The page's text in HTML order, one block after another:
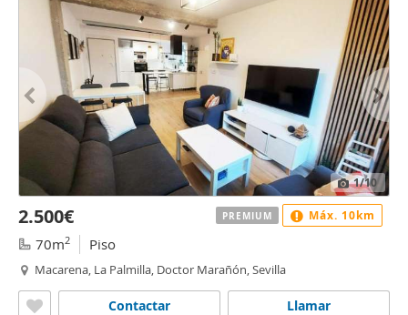
1/10
2.500€
70m2 Piso
Macarena, La Palmilla, Doctor Marañón, Sevilla
Llamar
Contactar
PREMIUM Máx. 10km